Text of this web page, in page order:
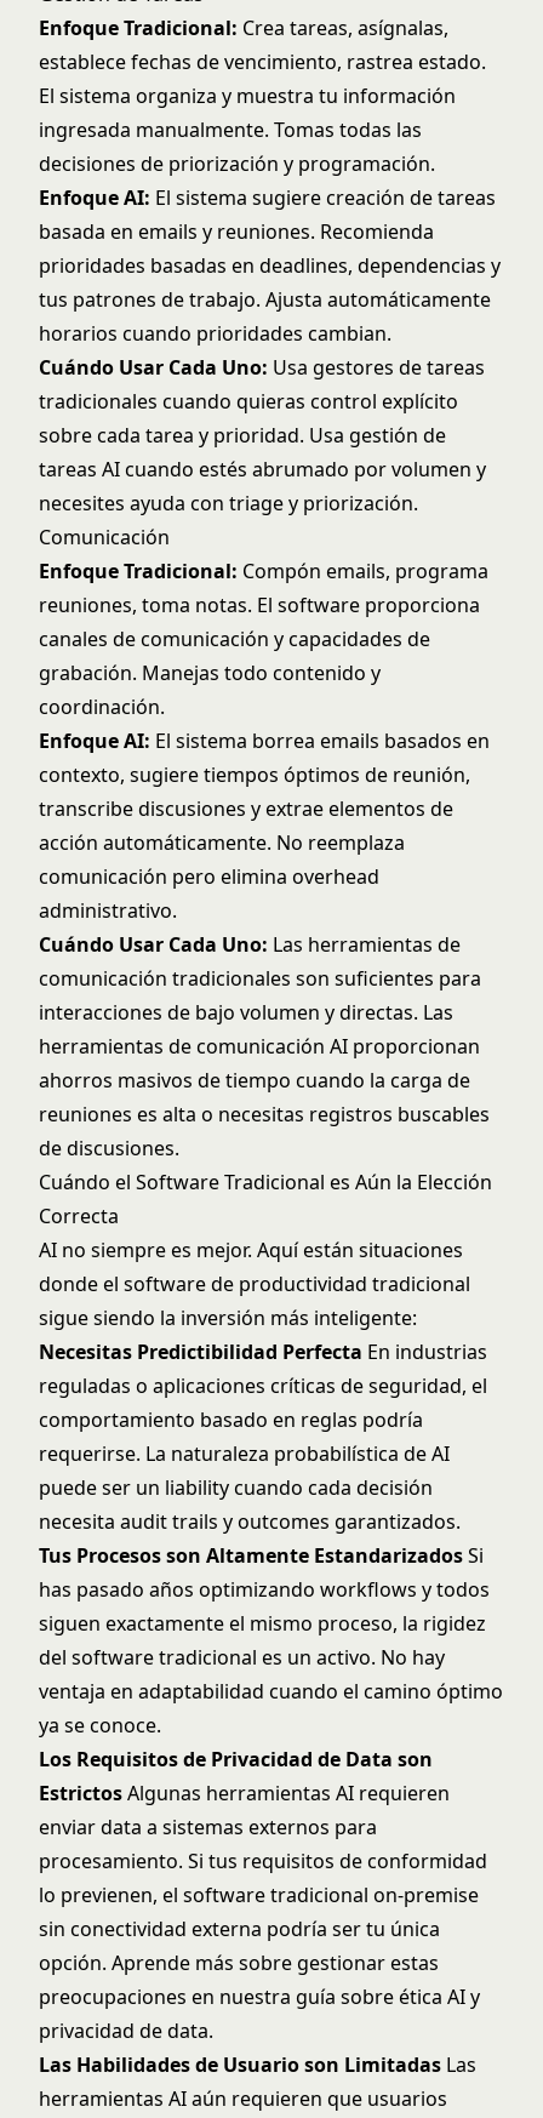
Enfoque Tradicional: Crea tareas, asígnalas,
establece fechas de vencimiento, rastrea estado.
El sistema organiza y muestra tu información
ingresada manualmente. Tomas todas las
decisiones de priorización y programación.
Enfoque AI: El sistema sugiere creación de tareas
basada en emails y reuniones. Recomienda
prioridades basadas en deadlines, dependencias y
tus patrones de trabajo. Ajusta automáticamente
horarios cuando prioridades cambian.
Cuándo Usar Cada Uno: Usa gestores de tareas
tradicionales cuando quieras control explícito
sobre cada tarea y prioridad. Usa gestión de
tareas AI cuando estés abrumado por volumen y
necesites ayuda con triage y priorización.
Comunicación
Enfoque Tradicional: Compón emails, programa
reuniones, toma notas. El software proporciona
canales de comunicación y capacidades de
grabación. Manejas todo contenido y
coordinación.
Enfoque AI: El sistema borrea emails basados en
contexto, sugiere tiempos óptimos de reunión,
transcribe discusiones y extrae elementos de
acción automáticamente. No reemplaza
comunicación pero elimina overhead
administrativo.
Cuándo Usar Cada Uno: Las herramientas de
comunicación tradicionales son suficientes para
interacciones de bajo volumen y directas. Las
herramientas de comunicación AI proporcionan
ahorros masivos de tiempo cuando la carga de
reuniones es alta o necesitas registros buscables
de discusiones.
Cuándo el Software Tradicional es Aún la Elección
Correcta
AI no siempre es mejor. Aquí están situaciones
donde el software de productividad tradicional
sigue siendo la inversión más inteligente:
Necesitas Predictibilidad Perfecta En industrias
reguladas o aplicaciones críticas de seguridad, el
comportamiento basado en reglas podría
requerirse. La naturaleza probabilística de AI
puede ser un liability cuando cada decisión
necesita audit trails y outcomes garantizados.
Tus Procesos son Altamente EstandarizadosSi
has pasado años optimizando workflows y todos
siguen exactamente el mismo proceso, la rigidez
del software tradicional es un activo. No hay
ventaja en adaptabilidad cuando el camino óptimo
ya se conoce.
Los Requisitos de Privacidad de Data son
EstrictosAlgunas herramientas AI requieren
enviar data a sistemas externos para
procesamiento. Si tus requisitos de conformidad
lo previenen, el software tradicional on-premise
sin conectividad externa podría ser tu única
opción. Aprende más sobre gestionar estas
preocupaciones en nuestra guía sobreética AI y
privacidad de data.
Las Habilidades de Usuario son Limitadas Las
herramientas AI aún requieren que usuarios